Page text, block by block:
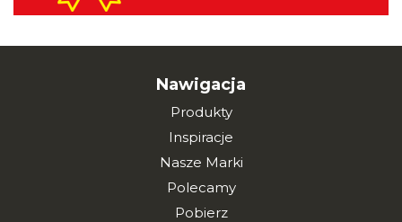
Nawigacja
Produkty
Inspiracje
Nasze Marki
Polecamy
Pobierz